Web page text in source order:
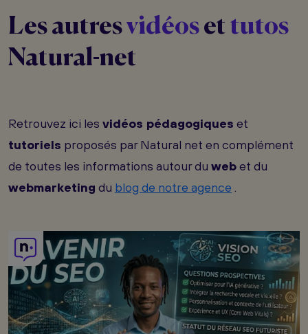
Les autresvidéosettutos
Natural-net
Retrouvez ici les vidéos pédagogiques et
tutoriels proposés par Natural net en complément
de toutes les informations autour du webet du
webmarketing du blog de notre agence .